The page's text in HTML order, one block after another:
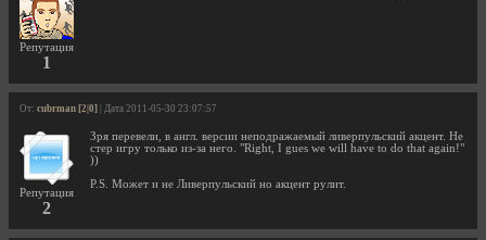
Репутация
1
От: cubrman [2|0] | Дата 2011-05-30 23:07:57
Репутация
2
Зря перевели, в англ. версии неподражаемый ливерпульский акцент. Не
стер игру только из-за него. "Right, I gues we will have to do that again!"
))
P.S. Может и не Ливерпульский но акцент рулит.